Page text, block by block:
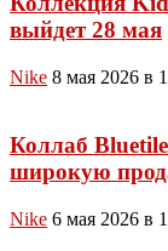
выйдет 28 мая
Nike 8 мая 2026 в
Коллаб
широкую
Nike 6 мая 2026 в